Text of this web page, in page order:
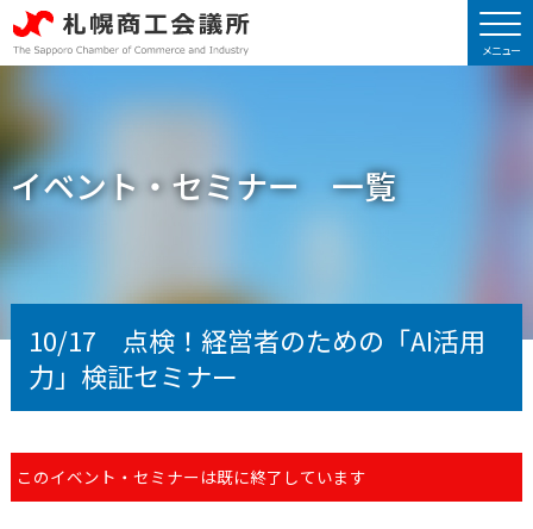
イベント・セミナー 一覧
10/17 点検！経営者のための「AI活用
力」検証セミナー
このイベント・セミナーは既に終了しています